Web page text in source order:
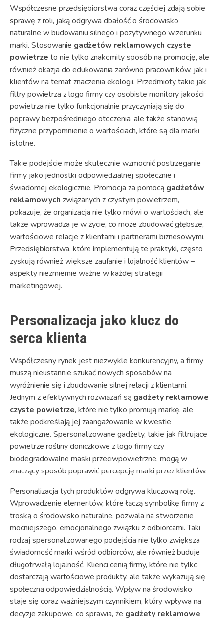
Współczesne przedsiębiorstwa coraz częściej zdają sobie
sprawę z roli, jaką odgrywa dbałość o środowisko
naturalne w budowaniu silnego i pozytywnego wizerunku
marki. Stosowanie gadżetów reklamowych czyste
powietrze to nie tylko znakomity sposób na promocję, ale
również okazja do edukowania zarówno pracowników, jak i
klientów na temat znaczenia ekologii. Przedmioty takie jak
filtry powietrza z logo firmy czy osobiste monitory jakości
powietrza nie tylko funkcjonalnie przyczyniają się do
poprawy bezpośredniego otoczenia, ale także stanowią
fizyczne przypomnienie o wartościach, które są dla marki
istotne.
Takie podejście może skutecznie wzmocnić postrzeganie
firmy jako jednostki odpowiedzialnej społecznie i
świadomej ekologicznie. Promocja za pomocą gadżetów
reklamowych związanych z czystym powietrzem,
pokazuje, że organizacja nie tylko mówi o wartościach, ale
także wprowadza je w życie, co może zbudować głębsze,
wartościowe relacje z klientami i partnerami biznesowymi.
Przedsiębiorstwa, które implementują te praktyki, często
zyskują również większe zaufanie i lojalność klientów –
aspekty niezmiernie ważne w każdej strategii
marketingowej.
Personalizacja jako klucz do
serca klienta
Współczesny rynek jest niezwykle konkurencyjny, a firmy
muszą nieustannie szukać nowych sposobów na
wyróżnienie się i zbudowanie silnej relacji z klientami.
Jednym z efektywnych rozwiązań są gadżety reklamowe
czyste powietrze, które nie tylko promują markę, ale
także podkreślają jej zaangażowanie w kwestie
ekologiczne. Spersonalizowane gadżety, takie jak filtrujące
powietrze rośliny doniczkowe z logo firmy czy
biodegradowalne maski przeciwpowietrzne, mogą w
znaczący sposób poprawić percepcję marki przez klientów.
Personalizacja tych produktów odgrywa kluczową rolę.
Wprowadzenie elementów, które łączą symbolikę firmy z
troską o środowisko naturalne, pozwala na stworzenie
mocniejszego, emocjonalnego związku z odbiorcami. Taki
rodzaj spersonalizowanego podejścia nie tylko zwiększa
świadomość marki wśród odbiorców, ale również buduje
długotrwałą lojalność. Klienci cenią firmy, które nie tylko
dostarczają wartościowe produkty, ale także wykazują się
społeczną odpowiedzialnością. Wpływ na środowisko
staje się coraz ważniejszym czynnikiem, który wpływa na
decyzje zakupowe, co sprawia, że gadżety reklamowe